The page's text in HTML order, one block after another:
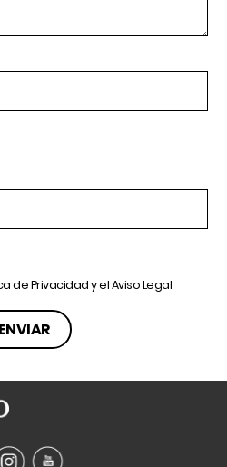
de Privacidady elAviso Legal